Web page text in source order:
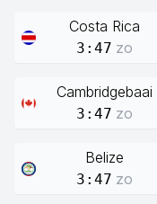
Costa Rica
3:47 zo
Cambridgebaai
3:47 zo
Belize
3:47 zo